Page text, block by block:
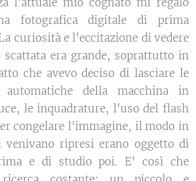
fotografica digitale di prima
curiosità e l'eccitazione di vedere
era grande, soprattutto in
che avevo deciso di lasciare le
automatiche della macchina in
le inquadrature, l'uso del flash
congelare l'immagine, il modo in
ripresi erano oggetto di
e di studio poi. E' così che